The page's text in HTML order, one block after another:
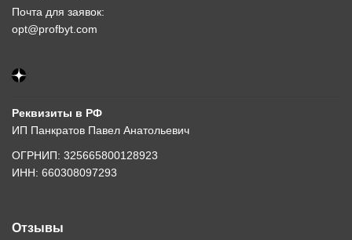
Почта для заявок:
opt@profbyt.com
Реквизиты в РФ
ИП Панкратов Павел Анатольевич
ОГРНИП: 325665800128923
ИНН: 660308097293
Отзывы